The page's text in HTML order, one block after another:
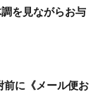
を見ながらお与
前に《メール便お